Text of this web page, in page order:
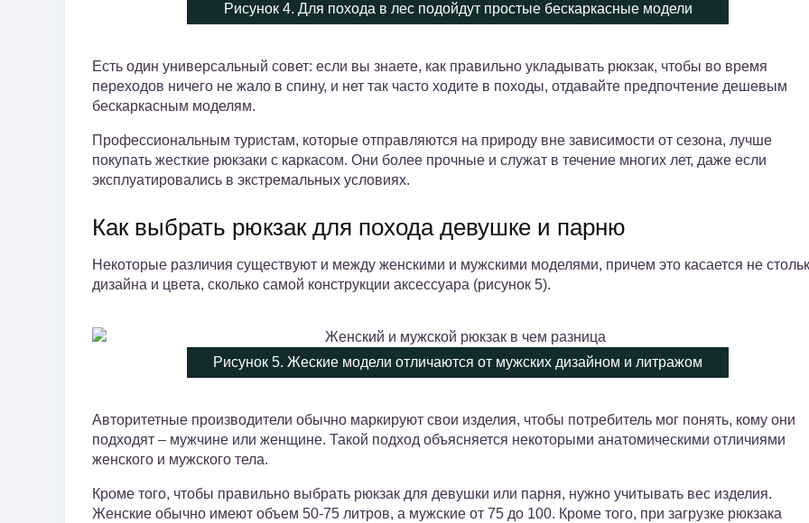
Рисунок 4. Для похода в лес подойдут простые бескаркасные модели
Есть один универсальный совет: если вы знаете, как правильно укладывать рюкзак, чтобы во время
переходов ничего не жало в спину, и нет так часто ходите в походы, отдавайте предпочтение дешевым
бескаркасным моделям.
Профессиональным туристам, которые отправляются на природу вне зависимости от сезона, лучше
покупать жесткие рюкзаки с каркасом. Они более прочные и служат в течение многих лет, даже если
эксплуатировались в экстремальных условиях.
Как выбрать рюкзак для похода девушке и парню
Некоторые различия существуют и между женскими и мужскими моделями, причем это касается не
дизайна и цвета, сколько самой конструкции аксессуара (рисунок 5).
Рисунок 5. Жеские модели отличаются от мужских дизайном и литражом
Авторитетные производители обычно маркируют свои изделия, чтобы потребитель мог понять, кому они
подходят – мужчине или женщине. Такой подход объясняется некоторыми анатомическими отличиями
женского и мужского тела.
Кроме того, чтобы правильно выбрать рюкзак для девушки или парня, нужно учитывать вес изделия.
Женские обычно имеют объем 50-75 литров, а мужские от 75 до 100. Кроме того, при загрузке рюкзака